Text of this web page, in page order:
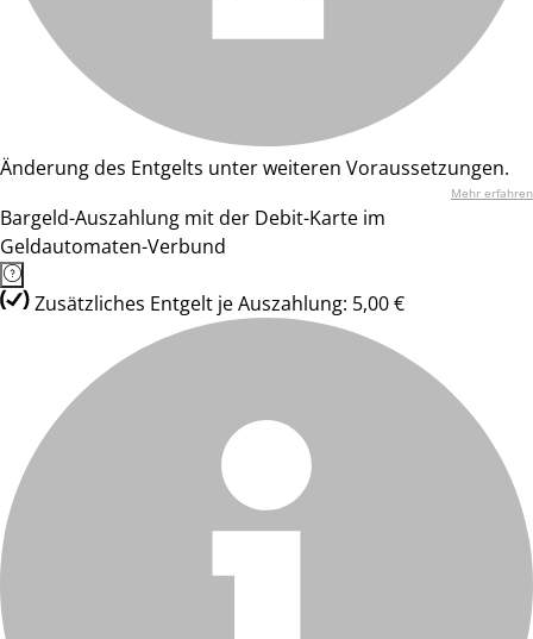
Änderung des Entgelts unter weiteren Voraussetzungen.
Mehr erfahren
Bargeld-Auszahlung mit der Debit-Karte im
Geldautomaten-Verbund
Zusätzliches Entgelt je Auszahlung: 5,00 €